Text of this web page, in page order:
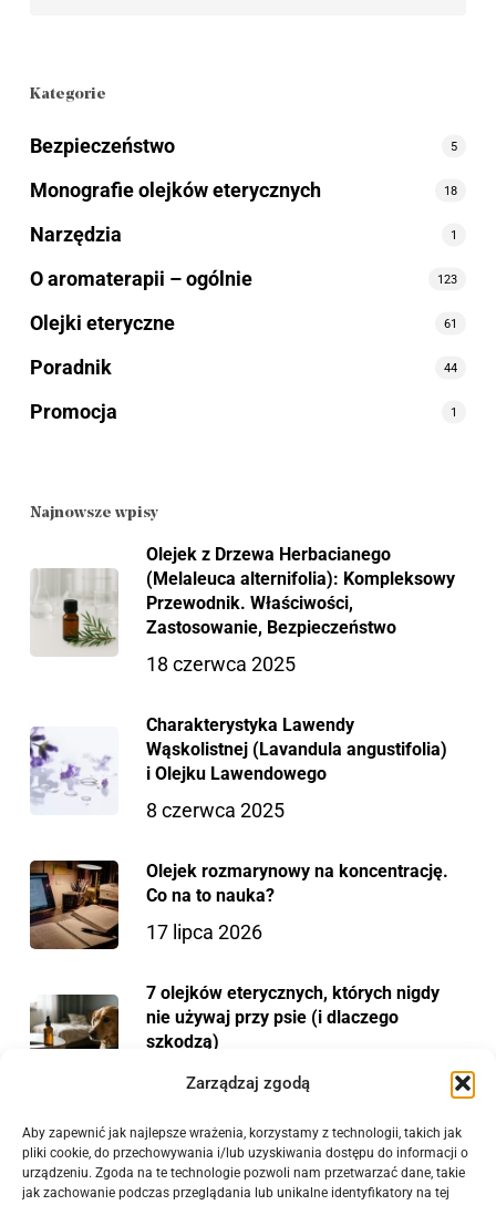
Zarządzaj zgodą
Aby zapewnić jak najlepsze wrażenia, korzystamy z technologii, takich jak
pliki cookie, do przechowywania i/lub uzyskiwania dostępu do informacji o
urządzeniu. Zgoda na te technologie pozwoli nam przetwarzać dane, takie
jak zachowanie podczas przeglądania lub unikalne identyfikatory na tej
Kategorie
Bezpieczeństwo 5
Monografie olejków eterycznych 18
Narzędzia 1
O aromaterapii – ogólnie 123
Olejki eteryczne 61
Poradnik 44
Promocja 1
Najnowsze wpisy
Olejek z Drzewa Herbacianego
(Melaleuca alternifolia): Kompleksowy
Przewodnik. Właściwości,
Zastosowanie, Bezpieczeństwo
18 czerwca 2025
Charakterystyka Lawendy
Wąskolistnej (Lavandula angustifolia)
i Olejku Lawendowego
8 czerwca 2025
Olejek rozmarynowy na koncentrację.
Co na to nauka?
17 lipca 2026
7 olejków eterycznych, których nigdy
nie używaj przy psie (i dlaczego
szkodzą)
2 lipca 2026
Alergia wiosenna i olejek lawendowy
— co mówi nauka o histaminie?